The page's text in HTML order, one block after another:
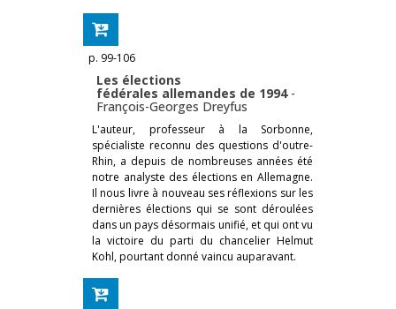
p. 99-106
Les élections
fédérales allemandes de 1994 -
François-Georges Dreyfus
L'auteur, professeur à la Sorbonne,
spécialiste reconnu des questions d'outre-
Rhin, a depuis de nombreuses années été
notre analyste des élections en Allemagne.
Il nous livre à nouveau ses réflexions sur les
dernières élections qui se sont déroulées
dans un pays désormais unifié, et qui ont vu
la victoire du parti du chancelier Helmut
Kohl, pourtant donné vaincu auparavant.